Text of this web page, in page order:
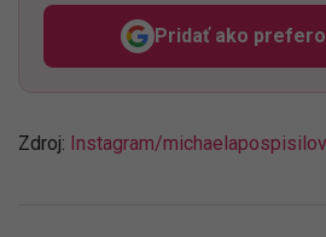
Pridať ako
Zdroj: Instagram/